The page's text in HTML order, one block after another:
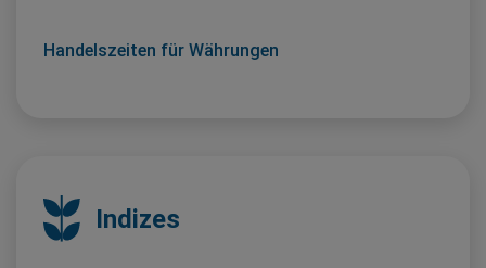
Handelszeiten für Währungen
Indizes